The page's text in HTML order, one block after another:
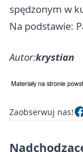
spędzonym w
Na podstawie:
Autor:krystian
Zaobserwuj nas!